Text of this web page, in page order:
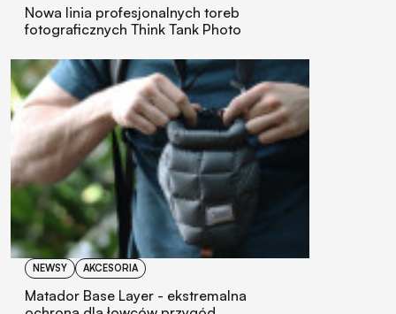
Nowa linia profesjonalnych toreb
fotograficznych Think Tank Photo
NEWSY AKCESORIA
Matador Base Layer - ekstremalna